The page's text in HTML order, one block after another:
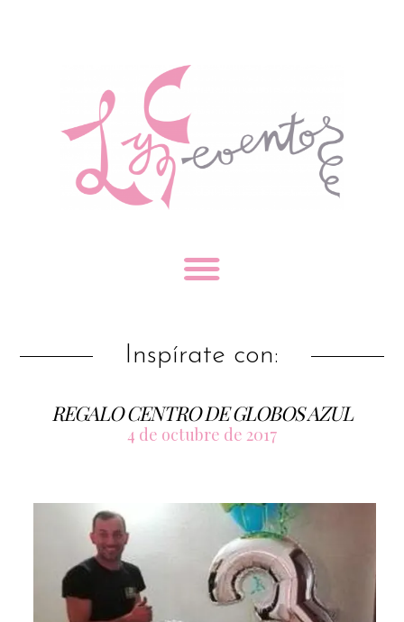
Inspírate con:
REGALO CENTRO DE GLOBOS AZUL
4 de octubre de 2017